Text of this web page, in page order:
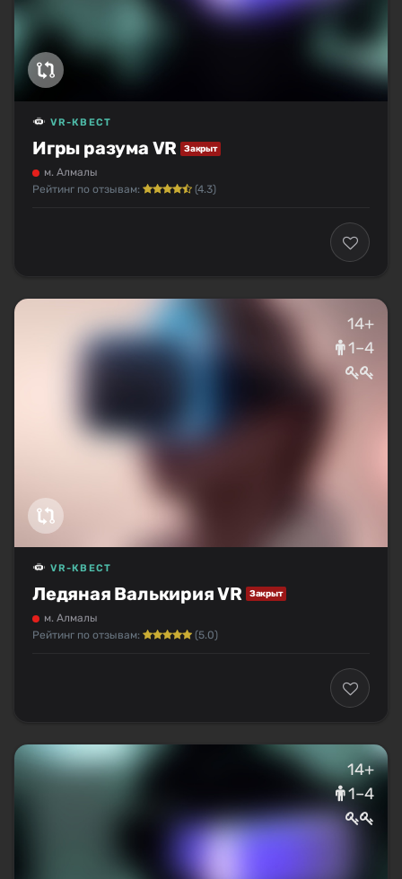
Игры разума VR Закрыт
VR-КВЕСТ
м. Алмалы
Рейтинг по отзывам:
(4.3)
14+
1–4
Ледяная Валькирия VR Закрыт
VR-КВЕСТ
м. Алмалы
Рейтинг по отзывам:
(5.0)
14+
1–4